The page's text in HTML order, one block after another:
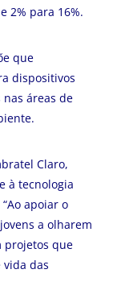
2% para 16%.
que
dispositivos
nas áreas de
Claro,
à tecnologia
apoiar o
a olharem
projetos que
das